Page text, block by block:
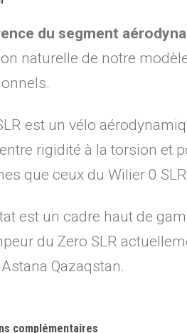
du segment
naturelle de notre
est un vélo
rigidité à la torsion et
que ceux du Wilier 0
est un cadre haut de
du Zero SLR
Astana Qazaqstan.
complémentaires